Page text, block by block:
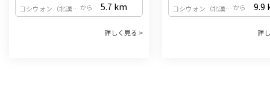
コシウォン（北漢山輔國門駅 / 牛耳新設線）から 5.7 km
詳しく見る >
コシウォン（北漢山輔國門駅 / 牛耳新設線）から 9.9
詳